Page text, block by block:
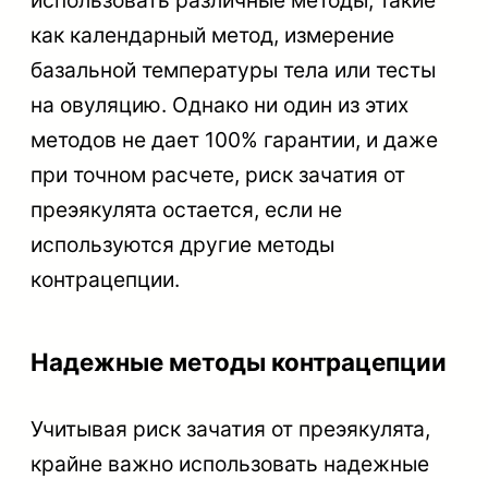
как календарный метод, измерение
базальной температуры тела или тесты
на овуляцию. Однако ни один из этих
методов не дает 100% гарантии, и даже
при точном расчете, риск зачатия от
преэякулята остается, если не
используются другие методы
контрацепции.
Надежные методы контрацепции
Учитывая риск зачатия от преэякулята,
крайне важно использовать надежные